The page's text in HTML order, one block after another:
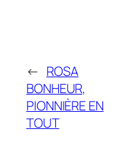
← ROSA
BONHEUR,
PIONNIÈRE EN
TOUT